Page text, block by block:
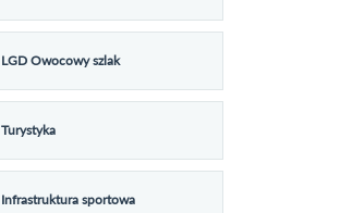
LGD Owocowy szlak
Turystyka
Infrastruktura sportowa